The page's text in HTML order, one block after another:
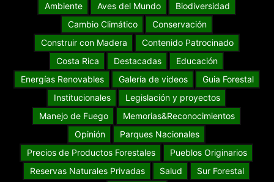
Ambiente
Aves del Mundo
Biodiversidad
Cambio Climático
Conservación
Construir con Madera
Contenido Patrocinado
Costa Rica
Destacadas
Educación
Energías Renovables
Galería de videos
Guia Forestal
Institucionales
Legislación y proyectos
Manejo de Fuego
Memorias&Reconocimientos
Opinión
Parques Nacionales
Precios de Productos Forestales
Pueblos Originarios
Reservas Naturales Privadas
Salud
Sur Forestal